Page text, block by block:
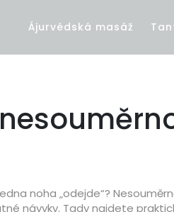
Ájurvédská masáž
noha „odejde“?
návyky. Tady najdete